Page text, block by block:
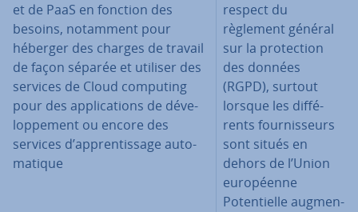
et de PaaS en fonction des
besoins, notamment pour
héberger des charges de travail
de façon séparée et utiliser des
services de Cloud computing
pour des ap­pli­ca­tions de dé­ve­
lop­pe­ment ou encore des
services d’ap­pren­tis­sage au­to­
ma­tique
respect du
règlement général
sur la pro­tec­tion
des données
(RGPD), surtout
lorsque les dif­fé­
rents four­nis­seurs
sont situés en
dehors de l’Union
eu­ro­péenne
Po­ten­tielle aug­men­